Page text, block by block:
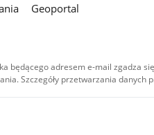
Geoportal
będącego adresem e-mail zgadza
Szczegóły przetwarzania danych